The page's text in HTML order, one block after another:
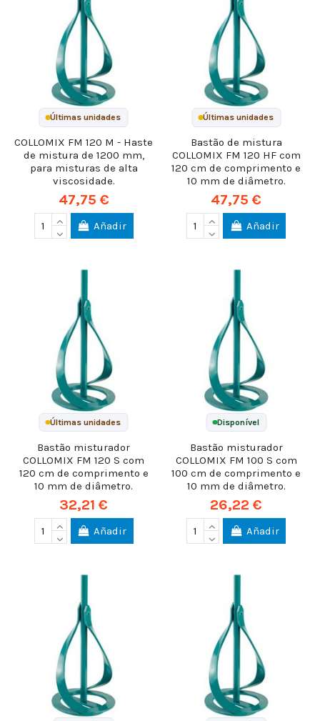
Últimas unidades
COLLOMIX FM 120 M - Haste
de mistura de 1200 mm,
para misturas de alta
viscosidade.
47,75 €
Añadir
Últimas unidades
Bastão de mistura
COLLOMIX FM 120 HF com
120 cm de comprimento e
10 mm de diâmetro.
47,75 €
Añadir
Últimas unidades
Bastão misturador
COLLOMIX FM 120 S com
120 cm de comprimento e
10 mm de diâmetro.
32,21 €
Añadir
Disponível
Bastão misturador
COLLOMIX FM 100 S com
100 cm de comprimento e
10 mm de diâmetro.
26,22 €
Añadir